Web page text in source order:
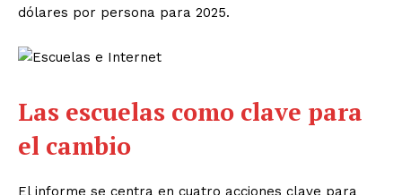
dólares por persona para 2025.
Las escuelas como clave para
el cambio
El informe se centra en cuatro acciones clave para